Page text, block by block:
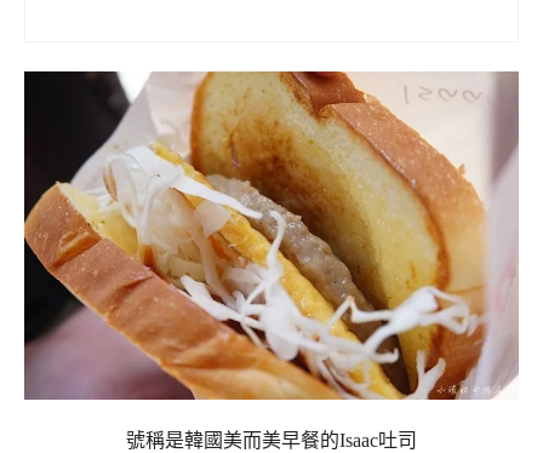
號稱是韓國美而美早餐的Isaac吐司